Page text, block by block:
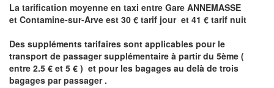
La tarification moyenne en taxi entre Gare ANNEMASSE
et Contamine-sur-Arve est 30 € tarif jour et 41 € tarif nuit
Des suppléments tarifaires sont applicables pour le
transport de passager supplémentaire à partir du 5ème (
entre 2.5 € et 5 € ) et pour les bagages au delà de trois
bagages par passager .